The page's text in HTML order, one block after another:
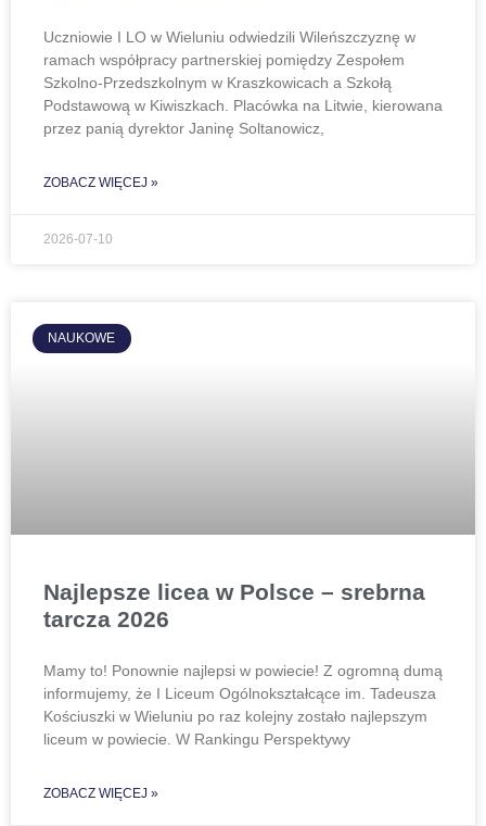
Uczniowie I LO w Wieluniu odwiedzili Wileńszczyznę w
ramach współpracy partnerskiej pomiędzy Zespołem
Szkolno-Przedszkolnym w Kraszkowicach a Szkołą
Podstawową w Kiwiszkach. Placówka na Litwie, kierowana
przez panią dyrektor Janinę Soltanowicz,
ZOBACZ WIĘCEJ »
2026-07-10
NAUKOWE
Najlepsze licea w Polsce – srebrna
tarcza 2026
Mamy to! Ponownie najlepsi w powiecie! Z ogromną dumą
informujemy, że I Liceum Ogólnokształcące im. Tadeusza
Kościuszki w Wieluniu po raz kolejny zostało najlepszym
liceum w powiecie. W Rankingu Perspektywy
ZOBACZ WIĘCEJ »